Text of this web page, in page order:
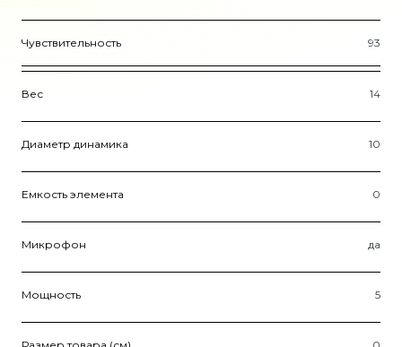
Чувствительность 93
Вес 14
Диаметр динамика 10
Емкость элемента 0
Микрофон да
Мощность 5